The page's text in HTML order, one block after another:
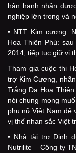
hân hạnh nhận
nghiệp lớn trong và
• NTT Kim cương:
Hoa Thiên Phú:
2014, tiếp tục giữ vị
Tham gia cuộc thi
trợ Kim Cương,
Trắng Da Hoa
nói chung mong
phụ nữ Việt Nam để
vị thế nhan sắc Việt
• Nhà tài trợ Dinh
Nutrilite – Công ty